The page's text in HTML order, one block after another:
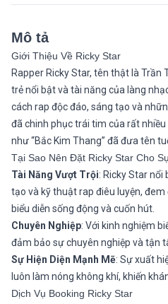
Mô tả
Giới Thiệu Về Ricky Star
Rapper Ricky Star, tên thật là
trẻ nổi bật và tài năng của làng
cách rap độc đáo, sáng tạo và
đã chinh phục trái tim của rất
như “Bắc Kim Thang” đã đưa tên
Tại Sao Nên Đặt Ricky Star Cho
Tài Năng Vượt Trội: Ricky Star nổi
tạo và kỹ thuật rap điêu luyện,
biểu diễn sống động và cuốn hút.
Chuyên Nghiệp: Với kinh nghiệm
đảm bảo sự chuyên nghiệp và tận
Sự Hiện Diện Mạnh Mẽ: Sự xuất
luôn làm nóng không khí, khiến
Dịch Vụ Booking Ricky Star